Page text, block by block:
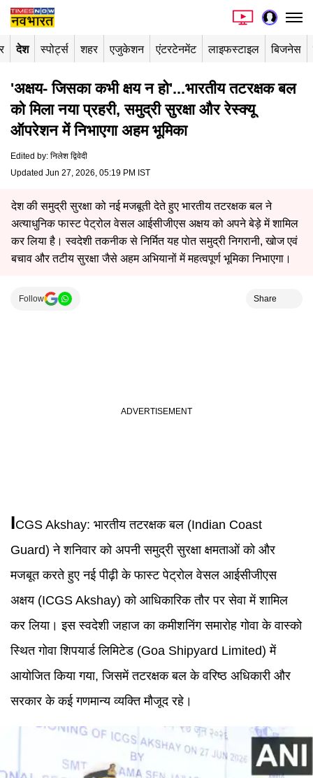
देश स्पोर्ट्स शहर एजुकेशन एंटरटेनमेंट लाइफस्टाइल बिजनेस
'अक्षय- जिसका कभी क्षय न हो'...भारतीय तटरक्षक बल
को मिला नया प्रहरी, समुद्री सुरक्षा और रेस्क्यू
ऑपरेशन में निभाएगा अहम भूमिका
Edited by: निलेश द्विवेदी
Updated Jun 27, 2026, 05:19 PM IST
देश की समुद्री सुरक्षा को नई मजबूती देते हुए भारतीय तटरक्षक बल ने
अत्याधुनिक फास्ट पेट्रोल वेसल आईसीजीएस अक्षय को अपने बेड़े में शामिल
कर लिया है। स्वदेशी तकनीक से निर्मित यह पोत समुद्री निगरानी, खोज एवं
बचाव और तटीय सुरक्षा जैसे अहम अभियानों में महत्वपूर्ण भूमिका निभाएगा।
Follow Share
ICGS Akshay: भारतीय तटरक्षक बल (Indian Coast
Guard) ने शनिवार को अपनी समुद्री सुरक्षा क्षमताओं को और
मजबूत करते हुए नई पीढ़ी के फास्ट पेट्रोल वेसल आईसीजीएस
अक्षय (ICGS Akshay) को आधिकारिक तौर पर सेवा में शामिल
कर लिया। इस स्वदेशी जहाज का कमीशनिंग समारोह गोवा के वास्को
स्थित गोवा शिपयार्ड लिमिटेड (Goa Shipyard Limited) में
आयोजित किया गया, जिसमें तटरक्षक बल के वरिष्ठ अधिकारी और
सरकार के कई गणमान्य व्यक्ति मौजूद रहे।